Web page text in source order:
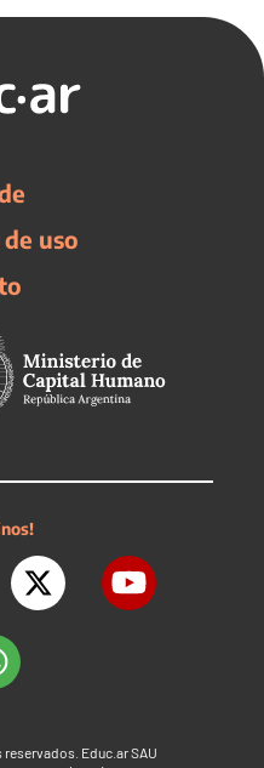
uso
Educ.ar SAU